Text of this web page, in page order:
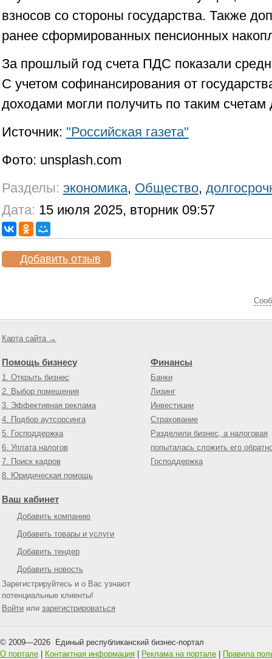
взносов со стороны государства. Также
ранее сформированных пенсионных
За прошлый год счета ПДС показали
С учетом софинансирования от
доходами могли получить по таким
Источник: "Российская газета"
Фото: unsplash.com
Разделы: экономика, Общество,
Дата: 15 июля 2025, вторник 09:57
Добавить отзыв
Карта сайта →
Помощь бизнесу
1. Открыть бизнес
2. Выбор помещения
3. Эффективная реклама
4. Подбор аутсорсинга
5. Господдержка
6. Уплата налогов
7. Поиск кадров
8. Юридическая помощь
Финансы
Банки
Лизинг
Инвестиции
Страхование
Разделили бизнес, а налоговая
попыталась сложить его
Господдержка
Ваш кабинет
Добавить компанию
Добавить товары и услуги
Добавить тендер
Добавить новость
Зарегистрируйтесь и о Вас узнают
потенциальные клиенты!
Войти или зарегистрироваться
© 2009—2026 Единый республиканский бизнес-портал
О портале
Контактная информация Реклама на портале Правила